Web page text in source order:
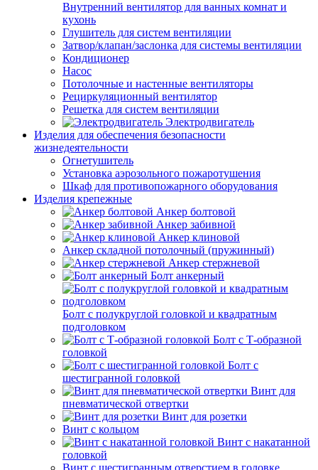
Внутренний вентилятор для ванных комнат и
кухонь
Глушитель для систем вентиляции
Затвор/клапан/заслонка для системы вентиляции
Кондиционер
Насос
Потолочные и настенные вентиляторы
Рециркуляционный вентилятор
Решетка для систем вентиляции
Электродвигатель
Изделия для обеспечения безопасности
жизнедеятельности
Огнетушитель
Установка аэрозольного пожаротушения
Шкаф для противопожарного оборудования
Изделия крепежные
Анкер болтовой
Анкер забивной
Анкер клиновой
Анкер складной потолочный (пружинный)
Анкер стержневой
Болт анкерный
Болт с полукруглой головкой и квадратным
подголовком
Болт с Т-образной
головкой
Болт с
шестигранной головкой
Винт для
пневматической отвертки
Винт для розетки
Винт с кольцом
Винт с накатанной
головкой
Винт с шестигранным отверстием в головке